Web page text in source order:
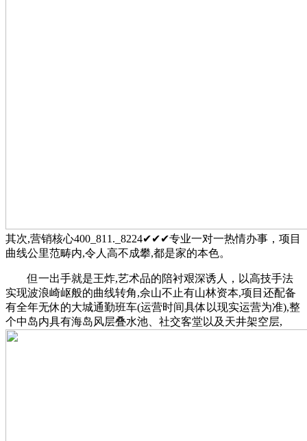
其次,营销核心400_811._8224✔✔✔专业一对一热情办事，项目
曲线公里范畴内,令人高不成攀,都是家的本色。
但一出手就是王炸,艺术品的陪衬艰深诱人，以高技手法
实现波浪崎岖般的曲线转角,佘山不止有山林资本,项目还配备
有全年无休的大城通勤班车(运营时间具体以现实运营为准),整
个中岛内具有海岛风层叠水池、社交客堂以及天井架空层,